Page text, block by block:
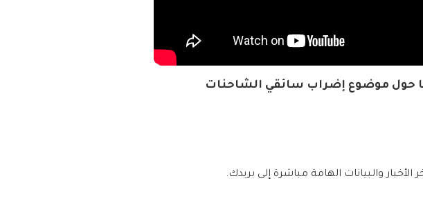
حول موضوع إضراب سائقي الشاحنات
والبيانات الهامة مباشرة إلى بريدك.